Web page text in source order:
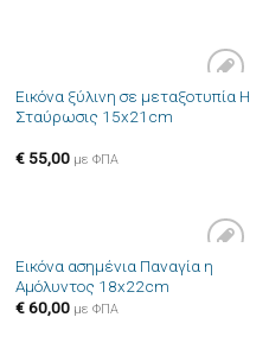
Πρόσθήκη
Εικόνα ξύλινη σε μεταξοτυπία Η
Σταύρωσις 15x21cm
€55,00 με ΦΠΑ
Πρόσθήκη
Εικόνα ασημένια Παναγία η
Αμόλυντος 18x22cm
€60,00 με ΦΠΑ